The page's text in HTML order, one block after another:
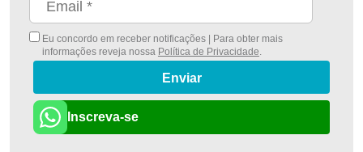
Eu concordo em receber notificações | Para obter mais
informações reveja nossa Política de Privacidade.
Enviar
Inscreva-se